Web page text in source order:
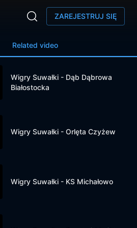
ZAREJESTRUJ SIĘ
Related video
Wigry Suwałki - Dąb Dąbrowa
Białostocka
Wigry Suwałki - Orlęta Czyżew
Wigry Suwałki - KS Michałowo